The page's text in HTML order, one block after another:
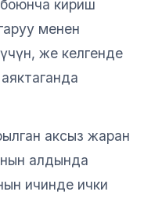
кириш
менен
же келгенде
аксыз жаран
алдында
ичинде ички